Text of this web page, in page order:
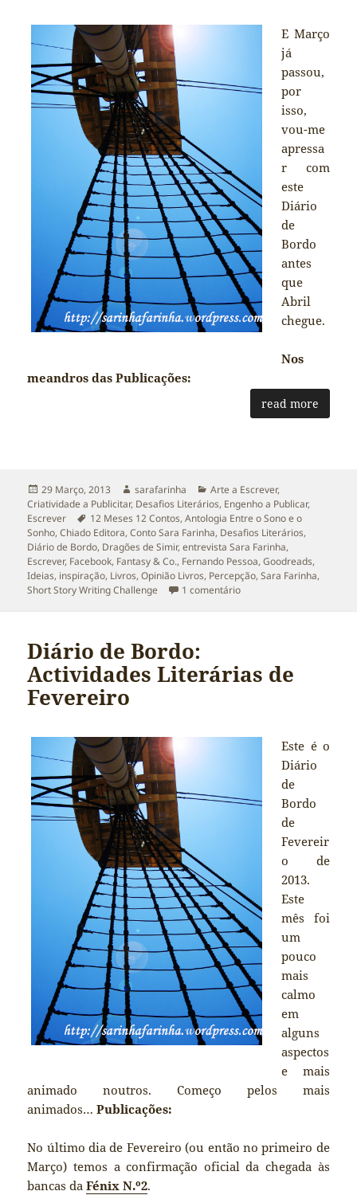
E Março
já
passou,
por
isso,
vou-me
apressa
r com
este
Diário
de
Bordo
antes
que
Abril
chegue.
Nos
meandros das Publicações:
read more
Publicado
a
29 Março, 2013 Autor
sarafarinha Categorias
Arte a Escrever,
Criatividade a Publicitar, Desafios Literários, Engenho a Publicar,
Escrever
Etiquetas
12 Meses 12 Contos,Antologia Entre o Sono e o
Sonho,Chiado Editora,Conto Sara Farinha, Desafios Literários,
Diário de Bordo, Dragões de Simir,entrevista Sara Farinha,
Escrever, Facebook, Fantasy & Co., Fernando Pessoa,Goodreads,
Ideias, inspiração, Livros,Opinião Livros, Percepção,Sara Farinha,
Short Story Writing Challenge
1 comentárioem Diário de Bordo:
Diário de Bordo:
Actividades Literárias de
Fevereiro
Este é o
Diário
de
Bordo
de
Fevereir
o de
2013.
Este
mês foi
um
pouco
mais
calmo
em
alguns
aspectos
e mais
animado noutros. Começo pelos mais
animados…Publicações:
No último dia de Fevereiro (ou então no primeiro de
Março) temos a confirmação oficial da chegada às
bancas daFénix N.º2.